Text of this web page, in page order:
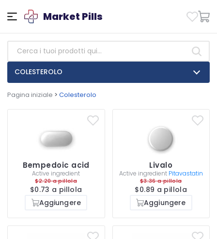
Market Pills
COLESTEROLO
Pagina iniziale > Colesterolo
Bempedoic acid
Active ingredient
$2.20 a pillola
$0.73 a pillola
Aggiungere
Livalo
Active ingredient Pitavastatin
$3.36 a pillola
$0.89 a pillola
Aggiungere